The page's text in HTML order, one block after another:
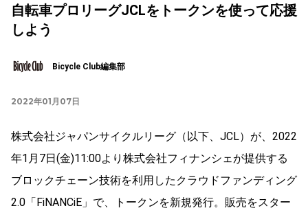
自転車プロリーグJCLをトークンを使って応援
しよう
Bicycle Club編集部
2022年01月07日
株式会社ジャパンサイクルリーグ（以下、JCL）が、2022
年1月7日(金)11:00より株式会社フィナンシェが提供する
ブロックチェーン技術を利用したクラウドファンディング
2.0「FiNANCiE」で、トークンを新規発行。販売をスター